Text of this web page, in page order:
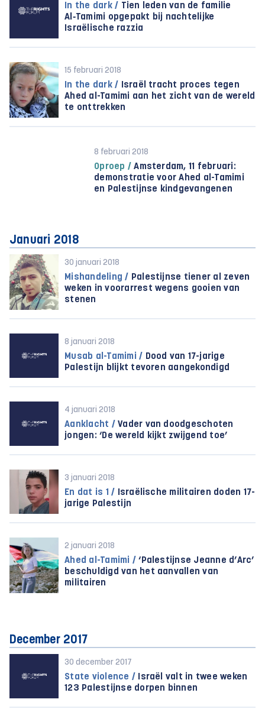
In the dark / Tien leden van de familie
Al‑Tamimi opgepakt bij nachtelijke
Israëlische razzia
15 februari 2018
In the dark / Israël tracht proces tegen
Ahed al-Tamimi aan het zicht van de wereld
te onttrekken
8 februari 2018
Oproep / Amsterdam, 11 februari:
demonstratie voor Ahed al-Tamimi
en Palestijnse kindgevangenen
Januari 2018
30 januari 2018
Mishandeling / Palestijnse tiener al zeven
weken in voorarrest wegens gooien van
stenen
8 januari 2018
Musab al-Tamimi / Dood van 17-jarige
Palestijn blijkt tevoren aangekondigd
4 januari 2018
Aanklacht / Vader van doodgeschoten
jongen: ‘De wereld kijkt zwijgend toe’
3 januari 2018
En dat is 1 / Israëlische militairen doden 17-
jarige Palestijn
2 januari 2018
Ahed al-Tamimi / ‘Palestijnse Jeanne d’Arc’
beschuldigd van het aanvallen van
militairen
December 2017
30 december 2017
State violence / Israël valt in twee weken
123 Palestijnse dorpen binnen